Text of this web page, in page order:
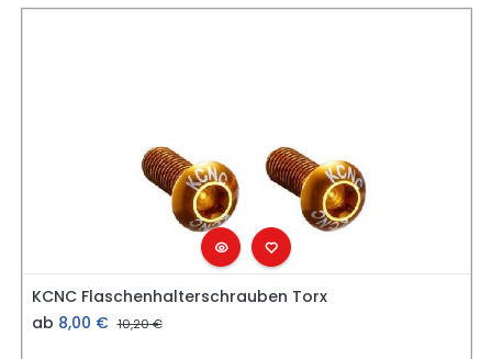
KCNC Flaschenhalterschrauben Torx
ab 8,00 € 10,20€